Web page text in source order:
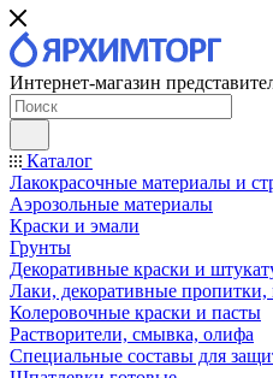
Интернет-магазин
Каталог
Лакокрасочные материалы и
Аэрозольные материалы
Краски и эмали
Грунты
Декоративные краски и
Лаки, декоративные
Колеровочные краски и пасты
Растворители, смывка, олифа
Специальные составы для